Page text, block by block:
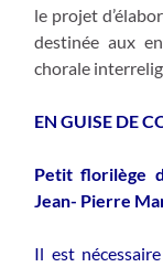
le projet
destinée aux
chorale
EN GUISE DE
Petit florilège
Jean- Pierre
Il est